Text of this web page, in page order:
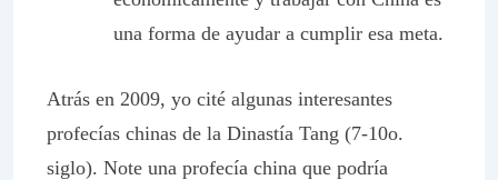
una forma de ayudar a cumplir esa meta.
Atrás en 2009, yo cité algunas interesantes
profecías chinas de la Dinastía Tang (7-10o.
siglo). Note una profecía china que podría